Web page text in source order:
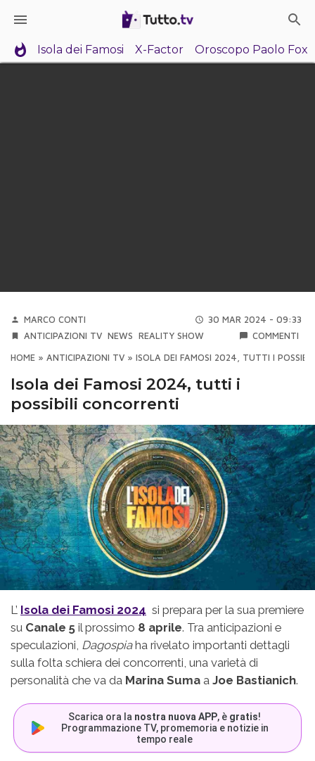
Isola dei Famosi X-Factor Oroscopo Paolo Fox
MARCO CONTI
30 MAR 2024 - 09:33
ANTICIPAZIONI TV NEWS REALITY SHOW COMMENTI
HOME » ANTICIPAZIONI TV » ISOLA DEI FAMOSI 2024, TUTTI I
Isola dei Famosi 2024, tutti i
possibili concorrenti
L’ Isola dei Famosi 2024 si prepara per la sua premiere
su Canale 5 il prossimo 8 aprile. Tra anticipazioni e
speculazioni, Dagospiaha rivelato importanti dettagli
sulla folta schiera dei concorrenti, una varietà di
personalità che va da Marina Suma a Joe Bastianich.
Scarica ora la nostra nuova APP, è gratis!
Programmazione TV, promemoria e notizie in
tempo reale